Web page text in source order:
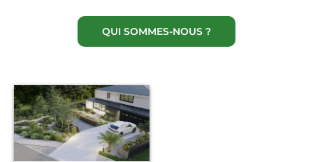
QUI SOMMES-NOUS ?